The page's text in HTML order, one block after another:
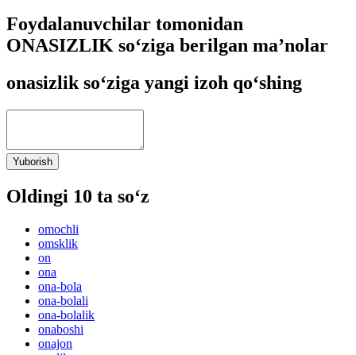
Foydalanuvchilar tomonidan
ONASIZLIK so‘ziga berilgan ma’nolar
onasizlik so‘ziga yangi izoh qo‘shing
Yuborish
Oldingi 10 ta so‘z
omochli
omsklik
on
ona
ona-bola
ona-bolali
ona-bolalik
onaboshi
onajon